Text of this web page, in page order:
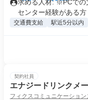
求める人材: ※PCで
センター経験がある方
交通費支給 駅近5分以内
契約社員
エナジードリンクメ
フィクスコミュニケーション